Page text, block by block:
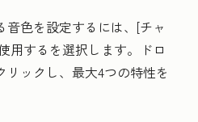
色を設定するには、 [チャ
用するを選択します。
ドロ
リックし、最大4つの特性を